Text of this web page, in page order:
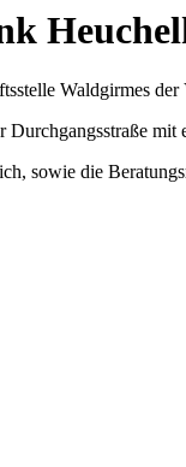
Waldgirmes
sowie die